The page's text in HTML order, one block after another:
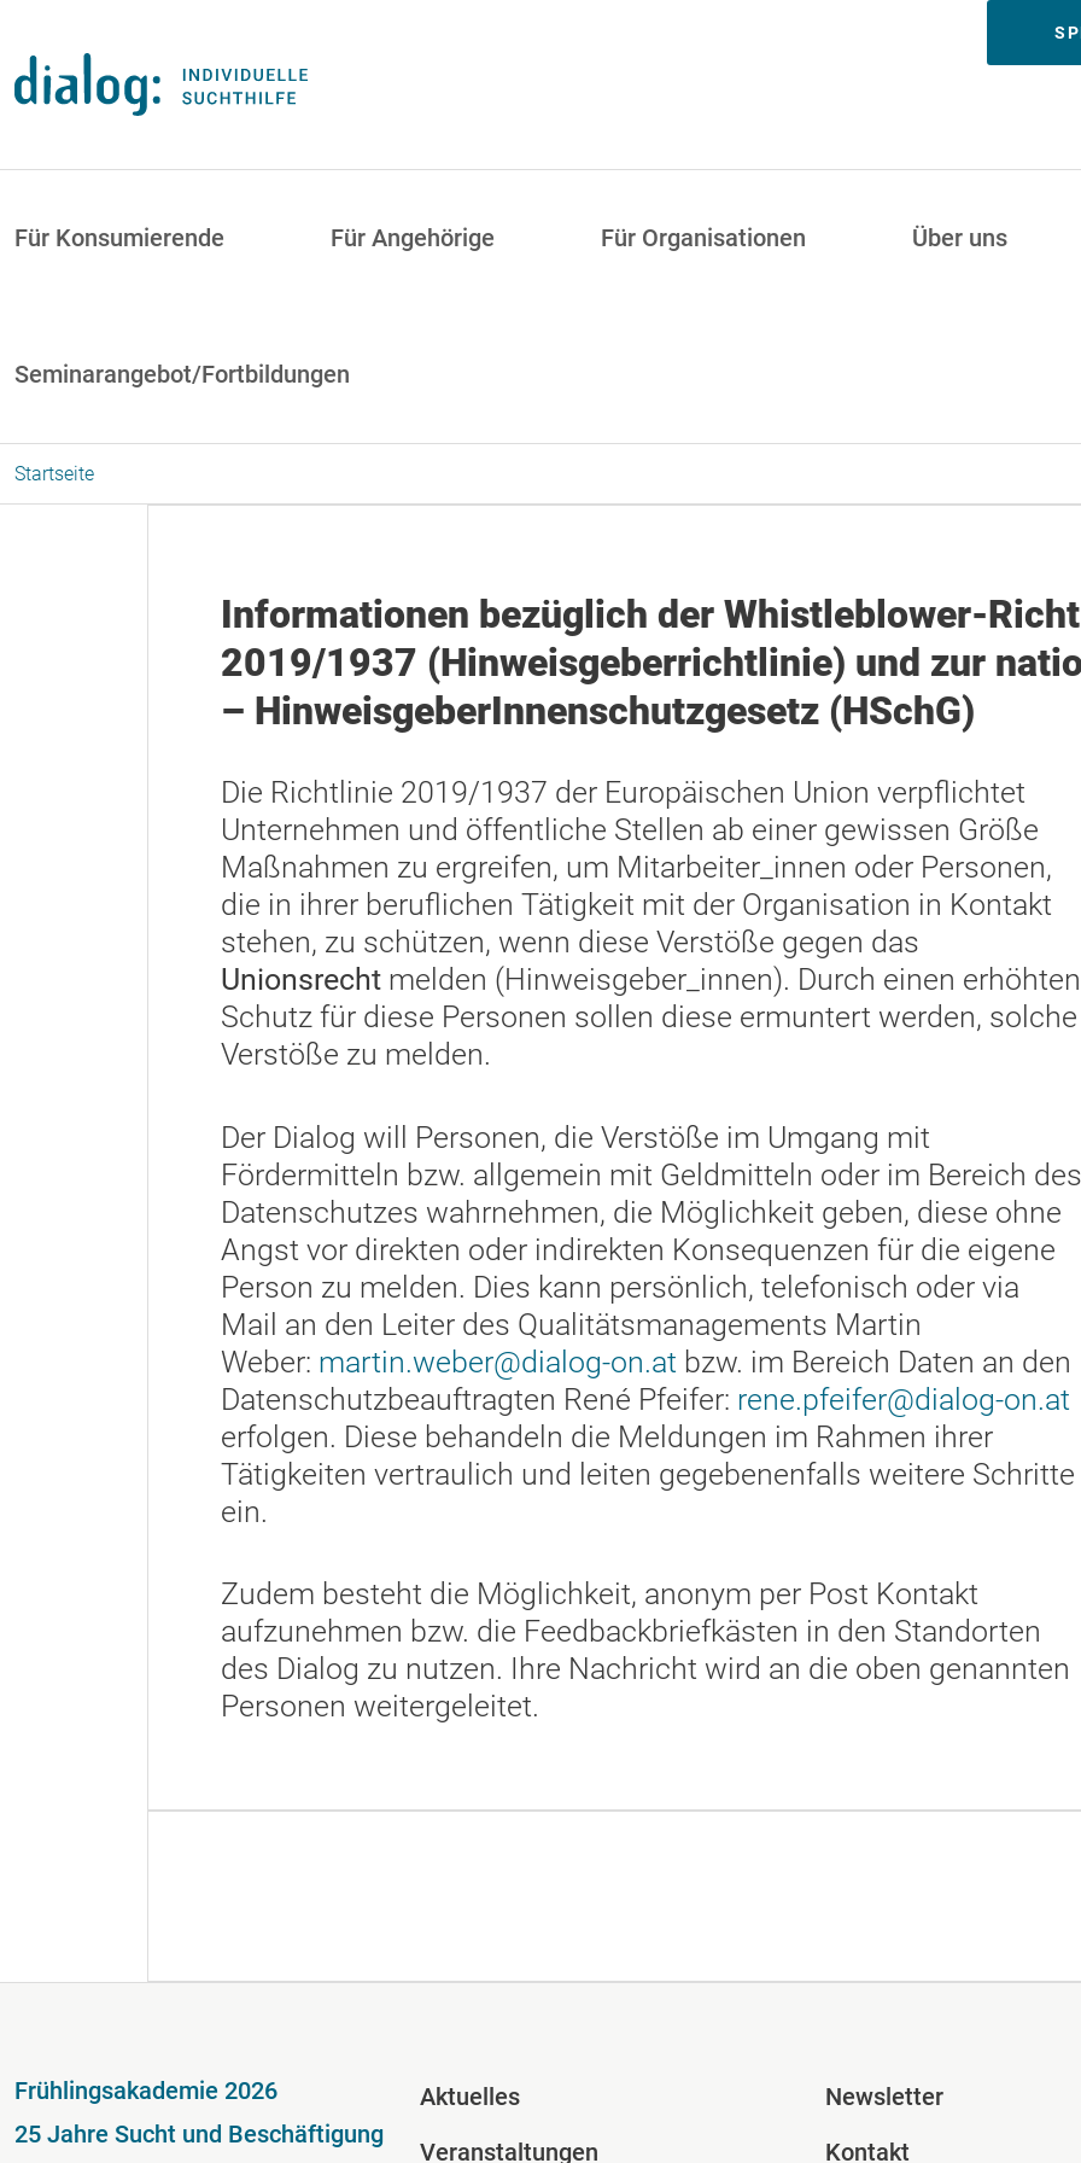
Für Konsumierende Für Angehörige Für Organisationen Über uns
Seminarangebot/Fortbildungen
Startseite
Informationen bezüglich der Whistleblower-
2019/1937 (Hinweisgeberrichtlinie) und zur
– HinweisgeberInnenschutzgesetz (HSchG)
Die Richtlinie 2019/1937 der Europäischen Union verpflichtet
Unternehmen und öffentliche Stellen ab einer gewissen Größe
Maßnahmen zu ergreifen, um Mitarbeiter_innen oder Personen,
die in ihrer beruflichen Tätigkeit mit der Organisation in Kontakt
stehen, zu schützen, wenn diese Verstöße gegen das
Unionsrecht melden (Hinweisgeber_innen). Durch einen erhöhten
Schutz für diese Personen sollen diese ermuntert werden, solche
Verstöße zu melden.
Der Dialog will Personen, die Verstöße im Umgang mit
Fördermitteln bzw. allgemein mit Geldmitteln oder im Bereich des
Datenschutzes wahrnehmen, die Möglichkeit geben, diese ohne
Angst vor direkten oder indirekten Konsequenzen für die eigene
Person zu melden. Dies kann persönlich, telefonisch oder via
Mail an den Leiter des Qualitätsmanagements Martin
Weber: martin.weber@dialog-on.at bzw. im Bereich Daten an den
Datenschutzbeauftragten René Pfeifer: rene.pfeifer@dialog-on.at
erfolgen. Diese behandeln die Meldungen im Rahmen ihrer
Tätigkeiten vertraulich und leiten gegebenenfalls weitere Schritte
ein.
Zudem besteht die Möglichkeit, anonym per Post Kontakt
aufzunehmen bzw. die Feedbackbriefkästen in den Standorten
des Dialog zu nutzen. Ihre Nachricht wird an die oben genannten
Personen weitergeleitet.
Fußzeile
Frühlingsakademie 2026
25 Jahre Sucht und Beschäftigung
Fusszeile Spalte 2
Aktuelles
Veranstaltungen
Fusszeile
Newsletter
Kontakt